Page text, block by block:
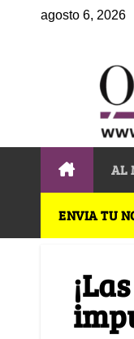
agosto 6, 2026
AL
ENVIA TU